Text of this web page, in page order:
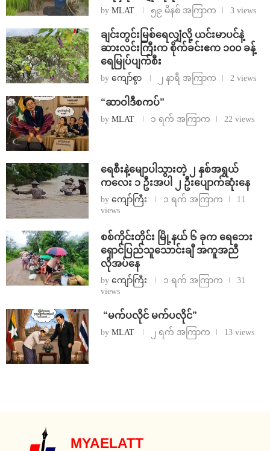
by MLAT ၅၉ မိနစ် အကြာက 3 views
ချင်းတွင်းမြစ်ရေလျှံလို့ ယင်းမာပင်နဲ့
ဆားလင်းကြီးက စိုက်ခင်းဧက ၁၀၀ ခန့်
ရေမြုပ်ပျက်စီး
by ကျော်စွာ ၂ နာရီ အကြာက 2 views
“ဆာဝါဒီစကပ်”
by MLAT ၁ ရက် အကြာက 22 views
ရေစီးနဲ့မျောပါသွားတဲ့ ၂ နှစ်အရွယ်
ကလေး ၁ ဦးအပါ ၂ ဦးပျောက်ဆုံးနေ
by ကျော်ကြီး ၁ ရက် အကြာက
11
views
စစ်ကိုင်းတိုင်း မြို့နယ် ၆ ခုက ရေဘေး
ရှောင်ပြည်သူသောင်းချီ အကူအညီ
လိုအပ်နေ
by ကျော်ကြီး ၁ ရက် အကြာက
31
views
⁨ ⁨“မက်ပလိုင် မက်ပလိုင်”
by MLAT ၂ ရက် အကြာက 13 views
MYAELATT